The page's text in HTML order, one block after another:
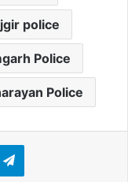
police
Police
Police
Telegram